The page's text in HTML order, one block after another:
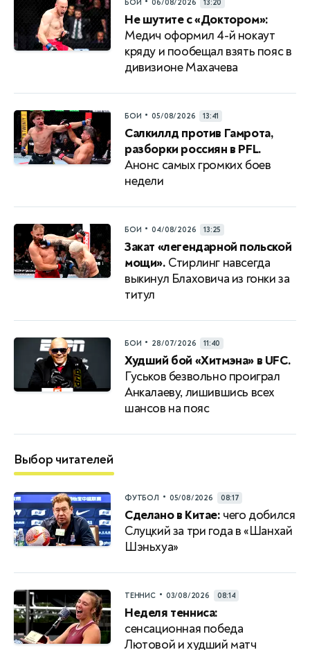
БОИ 06/08/2026 13:20
Не шутите с «Доктором»:
Медич оформил 4-й нокаут
кряду и пообещал взять пояс в
дивизионе Махачева
БОИ • 05/08/2026 13:41
Салкиллд против Гамрота,
разборки россиян в PFL.
Анонс самых громких боев
недели
БОИ • 04/08/2026 13:25
Закат «легендарной польской
мощи». Стирлинг навсегда
выкинул Блаховича из гонки за
титул
БОИ • 28/07/2026 11:40
Худший бой «Хитмэна» в UFC.
Гуськов безвольно проиграл
Анкалаеву, лишившись всех
шансов на пояс
Выбор читателей
ФУТБОЛ • 05/08/2026 08:17
Сделано в Китае: чего добился
Слуцкий за три года в «Шанхай
Шэньхуа»
ТЕННИС • 03/08/2026 08:14
Неделя тенниса:
сенсационная победа
Лютовой и худший матч